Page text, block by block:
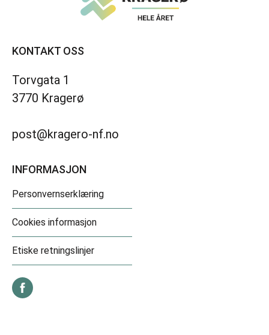
KONTAKT OSS
Torvgata 1
3770 Kragerø
post@kragero-nf.no
INFORMASJON
Personvernserklæring
Cookies informasjon
Etiske retningslinjer